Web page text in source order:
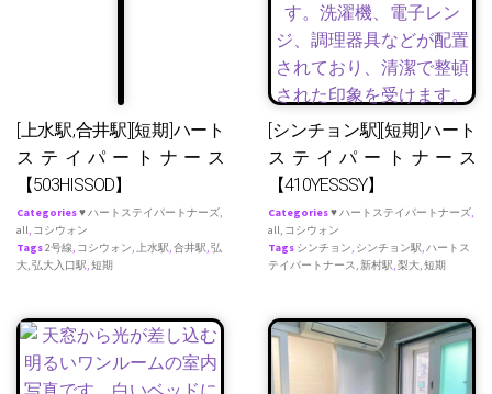
[上水駅,合井駅][短期]ハート
ステイパートナース
【503HISSOD】
Categories♥ ハートステイパートナーズ,
all, コシウォン
Tags2号線, コシウォン, 上水駅,合井駅,弘
大,弘大入口駅,短期
[シンチョン駅][短期]ハート
ステイパートナース
【410YESSSY】
Categories♥ ハートステイパートナーズ,
all, コシウォン
Tags シンチョン, シンチョン駅,ハートス
テイパートナース,新村駅,梨大,短期